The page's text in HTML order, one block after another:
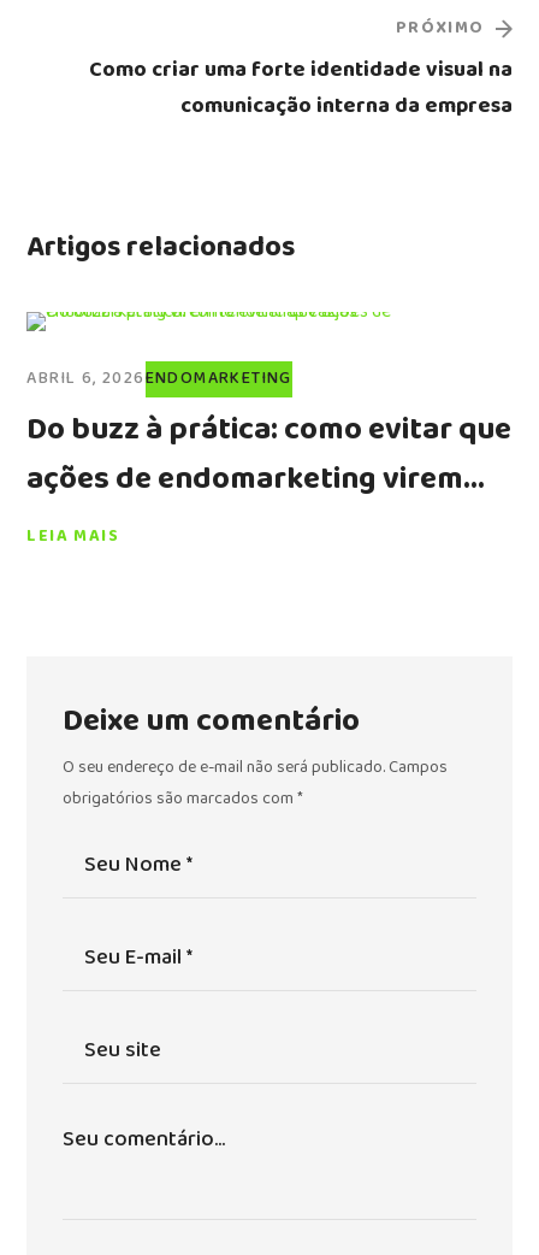
PRÓXIMO
Como criar uma forte identidade visual na
comunicação interna da empresa
Artigos relacionados
ABRIL 6, 2026ENDOMARKETING
Do buzz à prática: como evitar que
ações de endomarketing virem
tendências vazias
LEIA MAIS
Deixe um comentário
O seu endereço de e-mail não será publicado.Campos
obrigatórios são marcados com*